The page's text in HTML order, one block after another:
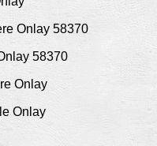
Onlay 58370
58370
Onlay
Onlay